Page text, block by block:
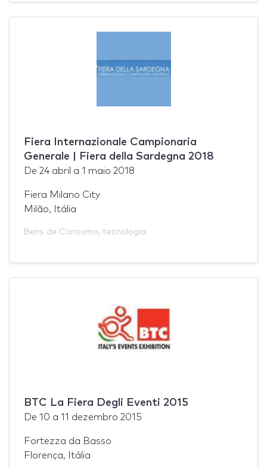
Fiera Internazionale Campionaria
Generale | Fiera della Sardegna 2018
De 24 abril a 1 maio 2018
Fiera Milano City
Milão, Itália
Bens de Consumo, tecnologia
BTC La Fiera Degli Eventi 2015
De 10 a 11 dezembro 2015
Fortezza da Basso
Florença, Itália